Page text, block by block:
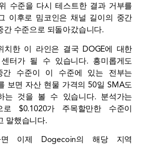
수준을 다시 테스트한 결과 거부를
이후로 밈코인은 채널 길이의 중간
간 수준으로 되돌아갔습니다.
치한 이 라인은 결국 DOGE에 대한
터가 될 수 있습니다. 흥미롭게도
간 수준이 이 수준에 있는 전부는
보면 자산 현물 가격의 50일 SMA도
는 것을 볼 수 있습니다. 분석가는
로 $0.1020가 주목할만한 수준이
말했습니다.
면 이제 Dogecoin의 해당 지역